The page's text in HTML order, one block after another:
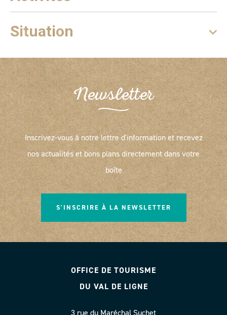
Situation
Newsletter
Inscrivez-vous à notre lettre d'information et recevez
nos actualités et bons plans directement dans votre
boîte
S'INSCRIRE À LA NEWSLETTER
OFFICE DE TOURISME
DU VAL DE LIGNE
3 rue du Maréchal Suchet